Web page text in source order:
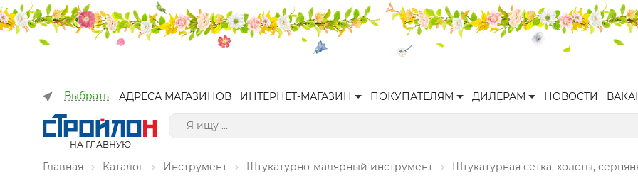
Выбрать АДРЕСА МАГАЗИНОВ ИНТЕРНЕТ-МАГАЗИН ПОКУПАТЕЛЯМ ДИЛЕРАМ НОВОСТИ
НА ГЛАВНУЮ
Главная Каталог Инструмент Штукатурно-малярный инструмент Штукатурная сетка, холсты,